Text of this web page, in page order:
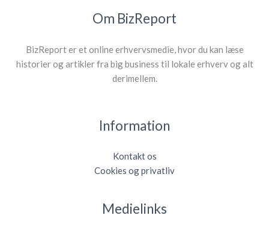
Om BizReport
BizReport er et online erhvervsmedie, hvor du kan læse
historier og artikler fra big business til lokale erhverv og alt
derimellem.
Information
Kontakt os
Cookies og privatliv
Medielinks